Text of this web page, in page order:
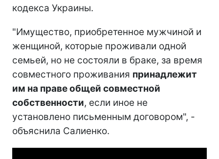
кодекса Украины.
"Имущество, приобретенное мужчиной и
женщиной, которые проживали одной
семьей, но не состояли в браке, за время
совместного проживания принадлежит
им на праве общей совместной
собственности, если иное не
установлено письменным договором", -
объяснила Салиенко.